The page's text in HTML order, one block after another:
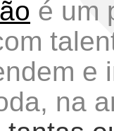
é um
e
na